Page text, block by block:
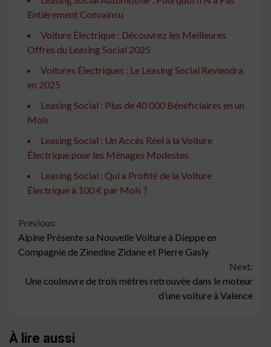
Entièrement Convaincu
Voiture Électrique : Découvrez les Meilleures
Offres du Leasing Social 2025
Voitures Électriques : Le Leasing Social Reviendra
en 2025
Leasing Social : Plus de 40 000 Bénéficiaires en un
Mois
Leasing Social : Un Accès Réel à la Voiture
Électrique pour les Ménages Modestes
Leasing Social : Qui a Profité de la Voiture
Électrique à 100 € par Mois ?
Continue
Reading
Previous:
Alpine Présente sa Nouvelle Voiture à Dieppe en
Compagnie de Zinedine Zidane et Pierre Gasly
Next:
Une couleuvre de trois mètres retrouvée dans le moteur
d’une voiture à Valence
À lire aussi